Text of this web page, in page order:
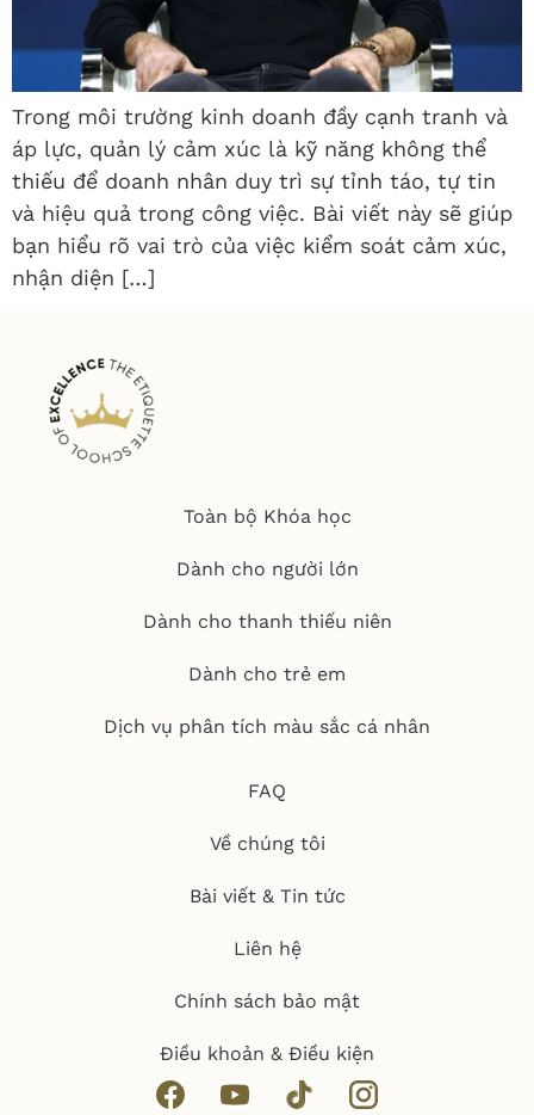
Trong môi trường kinh doanh đầy cạnh tranh và
áp lực, quản lý cảm xúc là kỹ năng không thể
thiếu để doanh nhân duy trì sự tỉnh táo, tự tin
và hiệu quả trong công việc. Bài viết này sẽ giúp
bạn hiểu rõ vai trò của việc kiểm soát cảm xúc,
nhận diện […]
Toàn bộ Khóa học
Dành cho người lớn
Dành cho thanh thiếu niên
Dành cho trẻ em
Dịch vụ phân tích màu sắc cá nhân
FAQ
Về chúng tôi
Bài viết & Tin tức
Liên hệ
Chính sách bảo mật
Điều khoản & Điều kiện